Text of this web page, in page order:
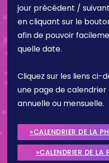
jour précédent /
en cliquant sur le
afin de pouvoir
quelle date.
Cliquez sur les liens ci-
une page de calendrier
annuelle ou mensuelle.
»CALENDRIER DE LA
»CALENDRIER DE LA